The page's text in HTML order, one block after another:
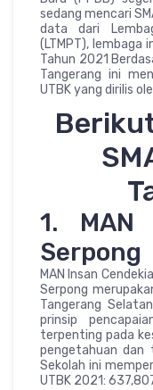
sedang mencari
data dari
(LTMPT), lembaga
Tahun 2021
Tangerang ini
UTBK yang dirilis
1. MAN
Serpong
MAN Insan
Serpong
Tangerang
prinsip
terpenting pada
pengetahuan dan
Sekolah ini
UTBK 2021: